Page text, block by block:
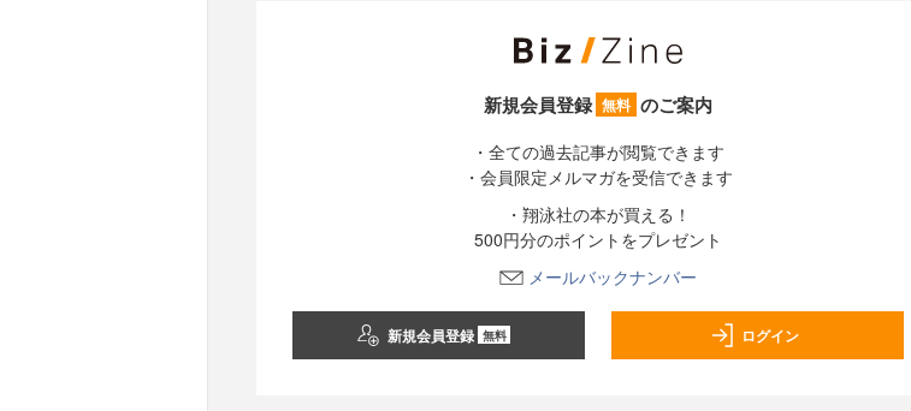
新規会員登録 無料 のご案内
・全ての過去記事が閲覧できます
・会員限定メルマガを受信できます
・翔泳社の本が買える！
500円分のポイントをプレゼント
メールバックナンバー
新規会員登録 無料 ログイン